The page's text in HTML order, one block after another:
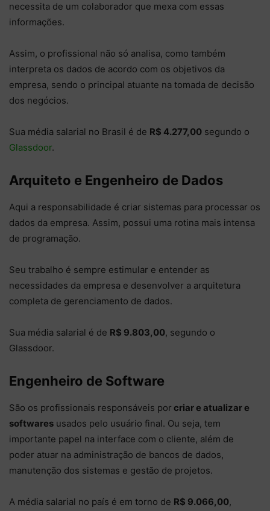
necessita de um colaborador que mexa com essas
informações.
Assim, o profissional não só analisa, como também
interpreta os dados de acordo com os objetivos da
empresa, sendo o principal atuante na tomada de decisão
dos negócios.
Sua média salarial no Brasil é de R$ 4.277,00 segundo o
Glassdoor.
Arquiteto e Engenheiro de Dados
Aqui a responsabilidade é criar sistemas para processar os
dados da empresa. Assim, possui uma rotina mais intensa
de programação.
Seu trabalho é sempre estimular e entender as
necessidades da empresa e desenvolver a arquitetura
completa de gerenciamento de dados.
Sua média salarial é de R$ 9.803,00, segundo o
Glassdoor.
Engenheiro de Software
São os profissionais responsáveis por criar e atualizar e
softwares usados pelo usuário final. Ou seja, tem
importante papel na interface com o cliente, além de
poder atuar na administração de bancos de dados,
manutenção dos sistemas e gestão de projetos.
A média salarial no país é em torno de R$ 9.066,00,